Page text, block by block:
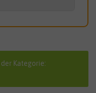
Kategorie: